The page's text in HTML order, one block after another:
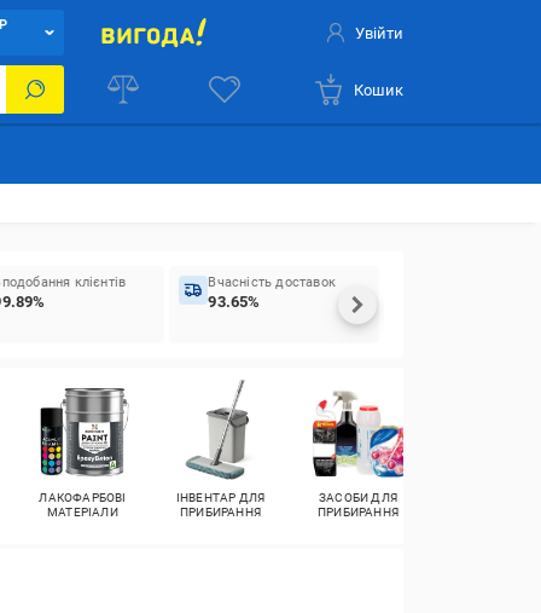
Увійти
Кошик
клієнтів Вчасність доставок
93.65%
ЛАКОФАРБОВІ
МАТЕРІАЛИ
ІНВЕНТАР ДЛЯ
ПРИБИРАННЯ
ЗАСОБИ ДЛЯ
ПРИБИРАННЯ